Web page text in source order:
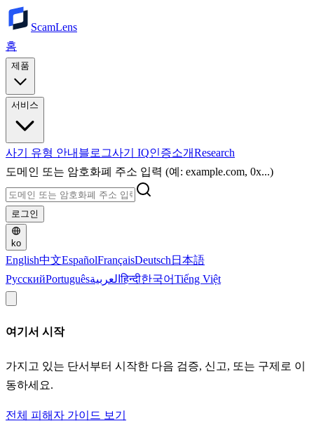
ScamLens
홈
제품
서비스
사기 유형 안내 블로그사기 IQ인증소개Research
도메인 또는 암호화폐 주소 입력 (예: example.com, 0x...)
로그인
ko
English中文EspañolFrançaisDeutsch 日本語
РусскийPortuguêsالعربيةहिन्दी한국어Tiếng Việt
여기서 시작
가지고 있는 단서부터 시작한 다음 검증, 신고, 또는 구제로 이
동하세요.
전체 피해자 가이드 보기